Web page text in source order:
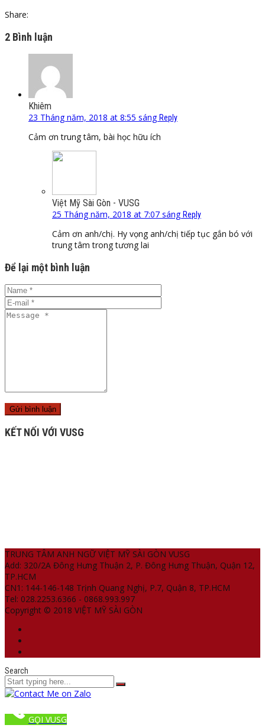
Share:
2 Bình luận
Khiêm
23 Tháng năm, 2018 at 8:55 sáng Reply
Cảm ơn trung tâm, bài học hữu ích
Việt Mỹ Sài Gòn - VUSG
25 Tháng năm, 2018 at 7:07 sáng Reply
Cảm ơn anh/chị. Hy vọng anh/chị tiếp tục gắn bó với
trung tâm trong tương lai
Để lại một bình luận
KẾT NỐI VỚI VUSG
TRUNG TÂM ANH NGỮ VIỆT MỸ SÀI GÒN VUSG
Add: 320/2A Đông Hưng Thuận 2, P. Đông Hưng Thuận, Quận 12,
TP.HCM
CN1: 144-146-148 Trịnh Quang Nghị, P.7, Quận 8, TP.HCM
Tel: 028.2253.6366 - 0868.993.997
Copyright © 2018 VIỆT MỸ SÀI GÒN
Search
GỌI VUSG